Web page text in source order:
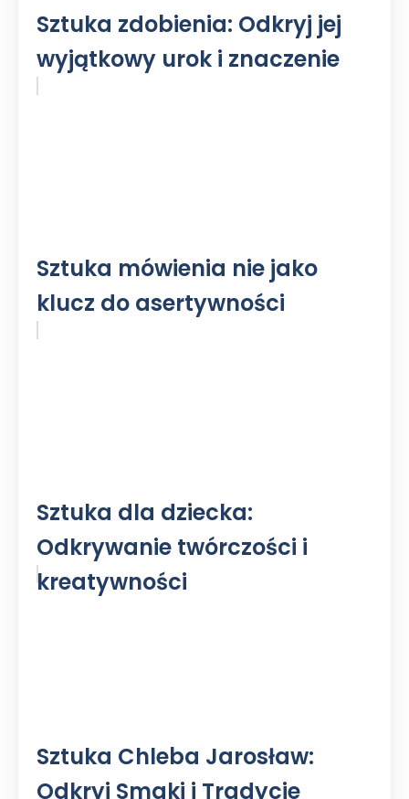
Sztuka zdobienia: Odkryj jej
wyjątkowy urok i znaczenie
Sztuka mówienia nie jako
klucz do asertywności
Sztuka dla dziecka:
Odkrywanie twórczości i
kreatywności
Sztuka Chleba Jarosław:
Odkryj Smaki i Tradycje